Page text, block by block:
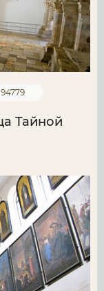
94779
Тайной